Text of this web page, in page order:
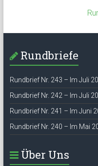
Rundbriefe
Rundbrief Nr. 243 – Im Juli
Rundbrief Nr. 242 – Im Juli
Rundbrief Nr. 241 – Im Juni
Rundbrief Nr. 240 – Im Mai
Über Uns